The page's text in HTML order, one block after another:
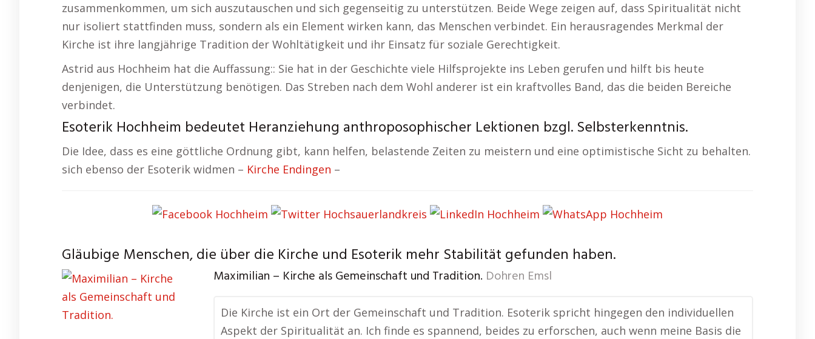
zusammenkommen, um sich auszutauschen und sich gegenseitig zu unterstützen. Beide Wege zeigen auf, dass Spiritualität nicht
nur isoliert stattfinden muss, sondern als ein Element wirken kann, das Menschen verbindet. Ein herausragendes Merkmal der
Kirche ist ihre langjährige Tradition der Wohltätigkeit und ihr Einsatz für soziale Gerechtigkeit.
Astrid aus Hochheim hat die Auffassung:: Sie hat in der Geschichte viele Hilfsprojekte ins Leben gerufen und hilft bis heute
denjenigen, die Unterstützung benötigen. Das Streben nach dem Wohl anderer ist ein kraftvolles Band, das die beiden Bereiche
verbindet.
Esoterik Hochheim bedeutet Heranziehung anthroposophischer Lektionen bzgl. Selbsterkenntnis.
Die Idee, dass es eine göttliche Ordnung gibt, kann helfen, belastende Zeiten zu meistern und eine optimistische Sicht zu behalten.
sich ebenso der Esoterik widmen – Kirche Endingen –
Gläubige Menschen, die über die Kirche und Esoterik mehr Stabilität gefunden haben.
Maximilian – Kirche als Gemeinschaft und Tradition. Dohren Emsl
Die Kirche ist ein Ort der Gemeinschaft und Tradition. Esoterik spricht hingegen den individuellen
Aspekt der Spiritualität an. Ich finde es spannend, beides zu erforschen, auch wenn meine Basis die